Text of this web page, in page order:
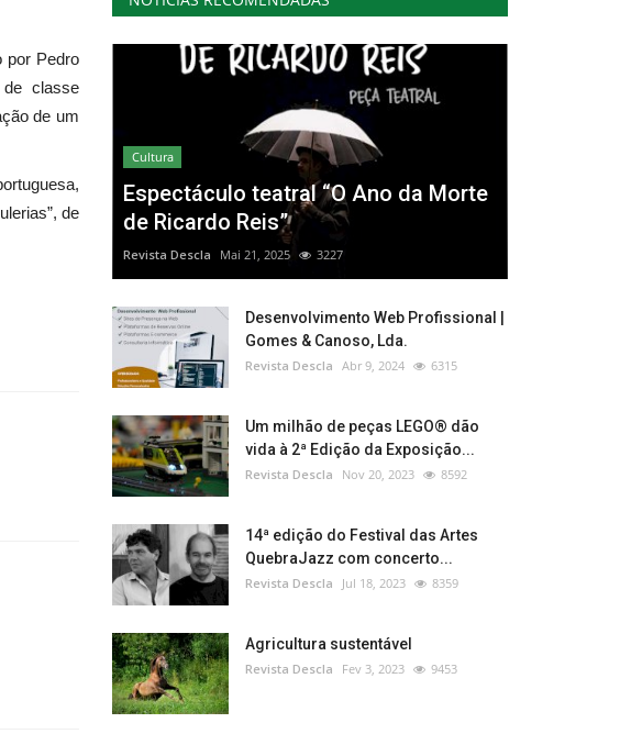
por Pedro
classe
de um
de
Cultura
Espectáculo teatral “O Ano da Morte
de Ricardo Reis”
Revista Descla Mai 21, 2025 3227
Desenvolvimento Web Profissional |
Gomes & Canoso, Lda.
Revista Descla Abr 9, 2024 6315
Um milhão de peças LEGO® dão
vida à 2ª Edição da Exposição...
Revista Descla Nov 20, 2023 8592
14ª edição do Festival das Artes
QuebraJazz com concerto...
Revista Descla Jul 18, 2023 8359
Agricultura sustentável
Revista Descla Fev 3, 2023 9453